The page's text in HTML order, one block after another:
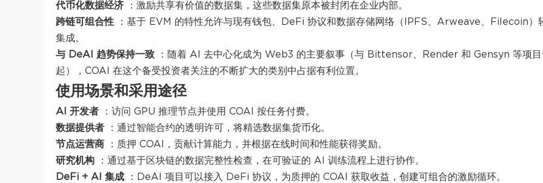
代币化数据经济
：激励共享有价值的数据集，这些数据集原本被封闭在企业内部。
跨链可组合性
：基于 EVM 的特性允许与现有钱包、DeFi 协议和数据存储网络（IPFS、Arweave、Filecoin）
集成。
与 DeAI 趋势保持一致
：随着 AI 去中心化成为 Web3 的主要叙事（与 Bittensor、Render 和 Gensyn 等项目
起），COAI 在这个备受投资者关注的不断扩大的类别中占据有利位置。
使用场景和采用途径
AI 开发者
：访问 GPU 推理节点并使用 COAI 按任务付费。
数据提供者
：通过智能合约的透明许可，将精选数据集货币化。
节点运营商
：质押 COAI，贡献计算能力，并根据在线时间和性能获得奖励。
研究机构
：通过基于区块链的数据完整性检查，在可验证的 AI 训练流程上进行协作。
DeFi + AI 集成
：DeAI 项目可以接入 DeFi 协议，为质押的 COAI 获取收益，创建可组合的激励循环。